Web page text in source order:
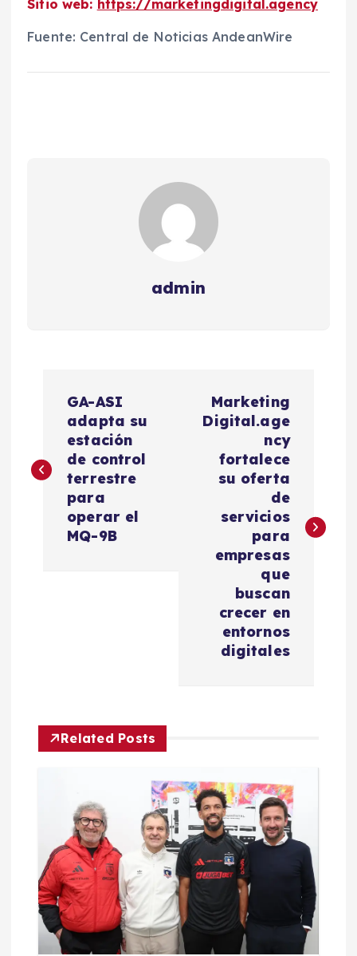
Sitio web: https://marketingdigital.agency
Fuente: Central de Noticias AndeanWire
admin
v
e
n
t
GA-ASI
adapta su
estación
de control
terrestre
para
operar el
MQ-9B
Marketing
Digital.age
ncy
fortalece
su oferta
de
servicios
para
empresas
que
buscan
crecer en
entornos
digitales
Related Posts